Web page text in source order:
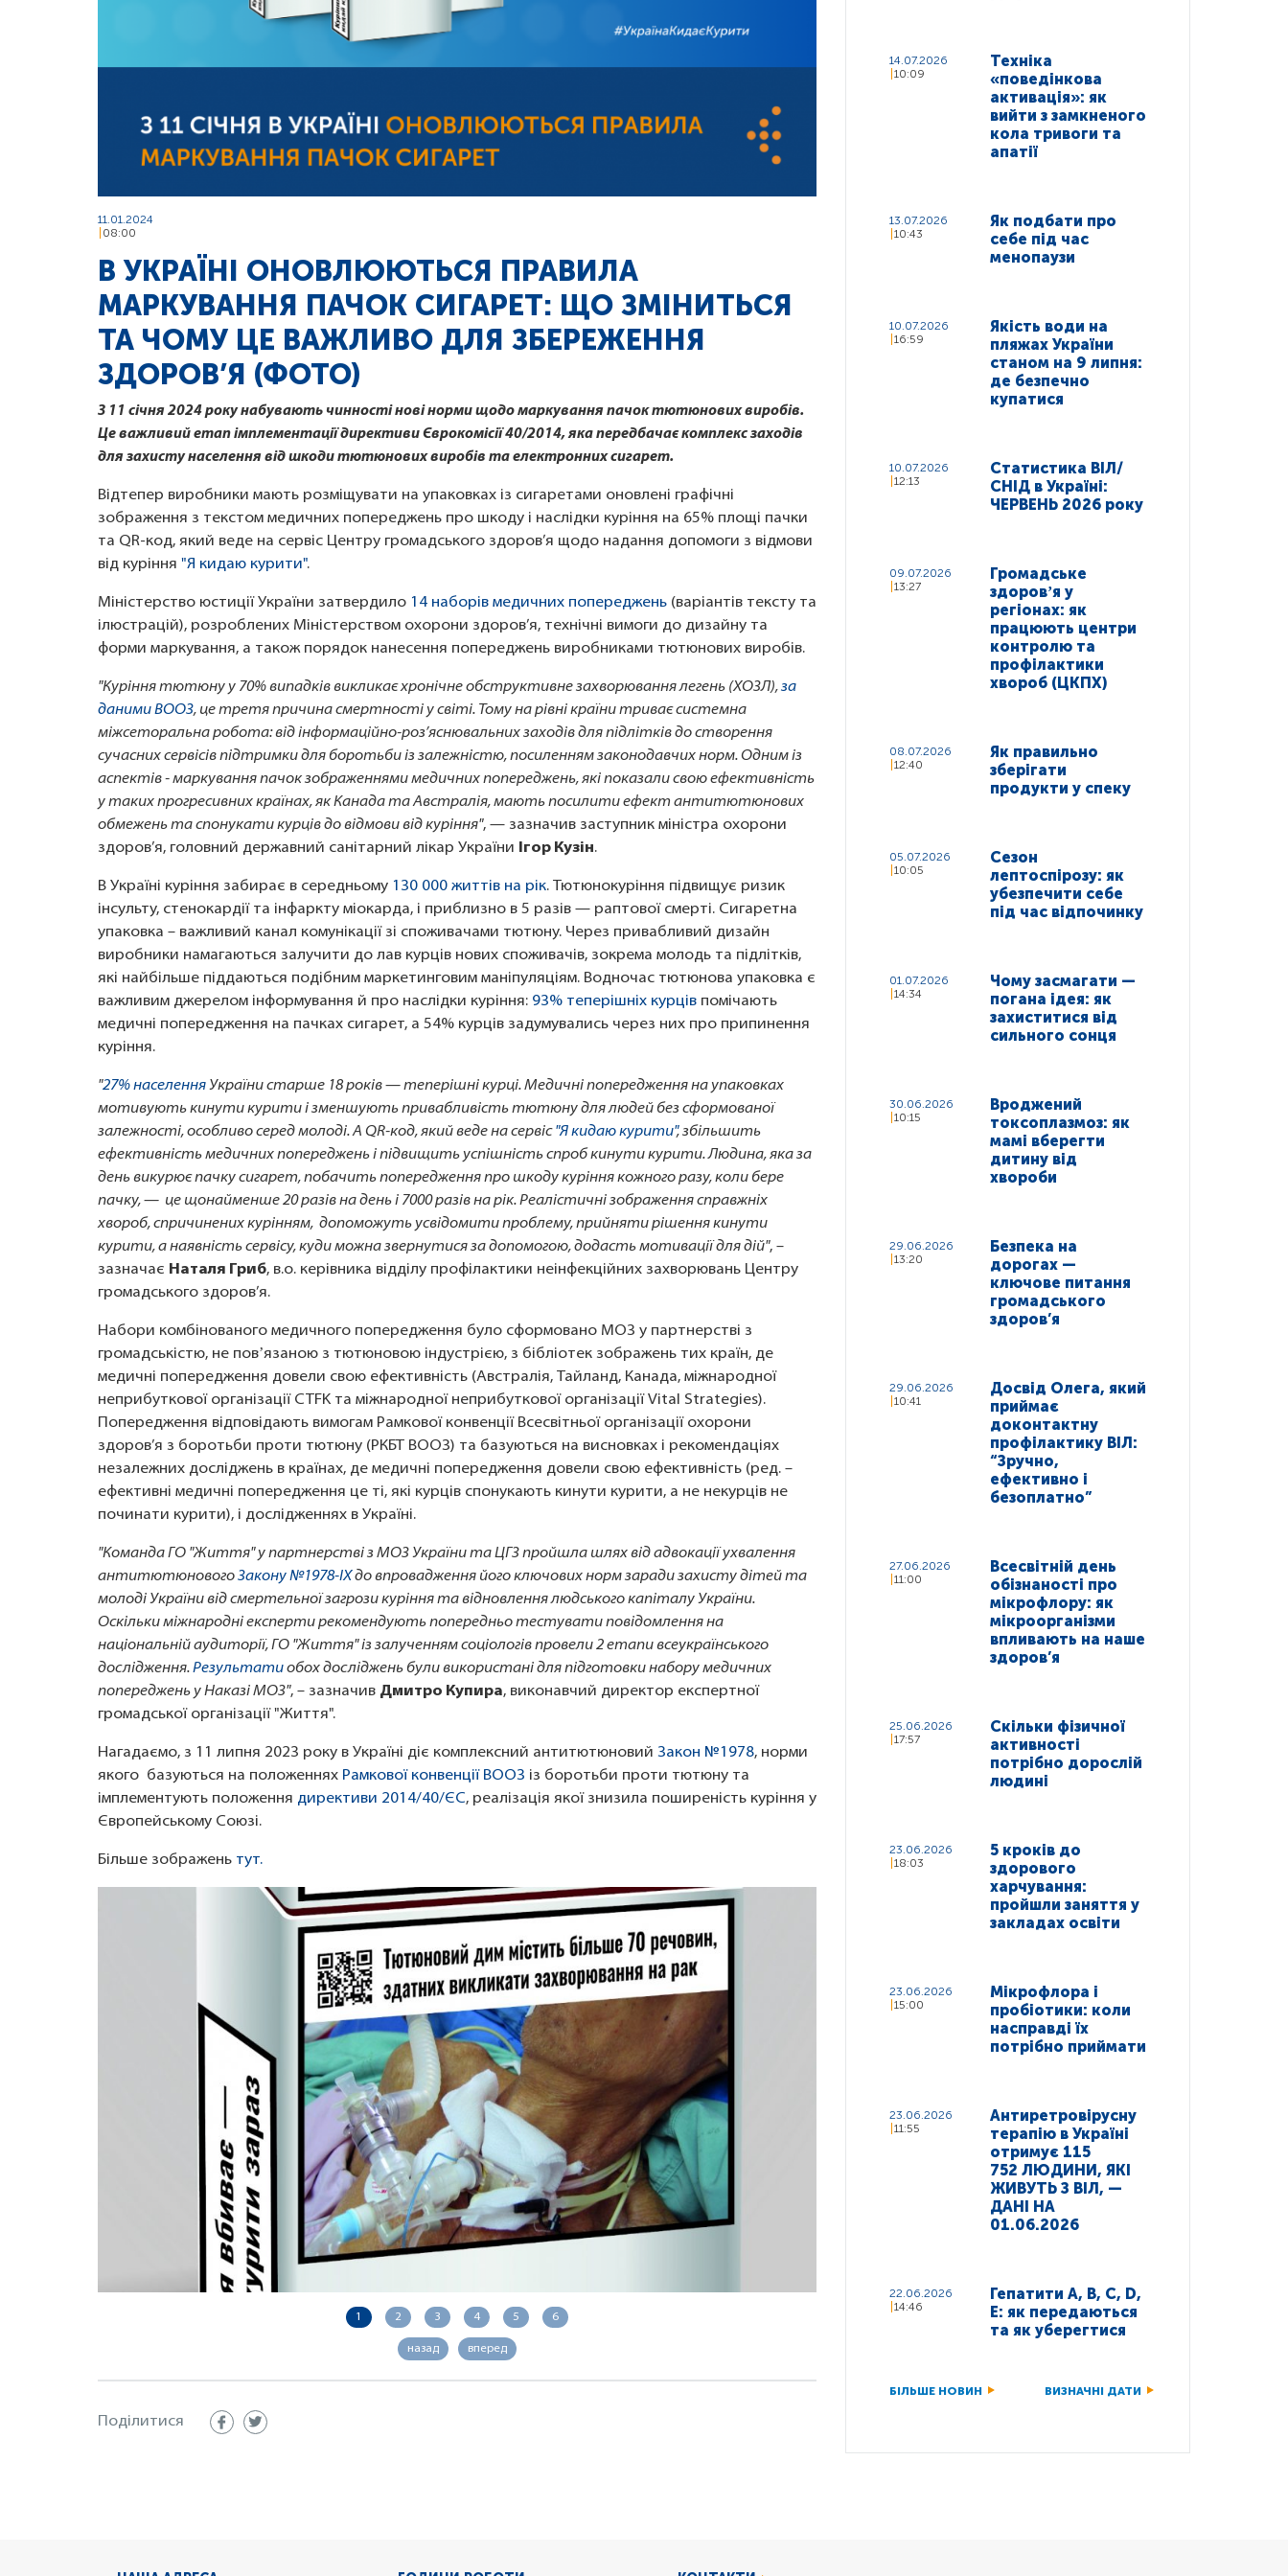
11.01.2024
08:00
В УКРАЇНІ ОНОВЛЮЮТЬСЯ ПРАВИЛА
МАРКУВАННЯ ПАЧОК СИГАРЕТ: ЩО ЗМІНИТЬСЯ
ТА ЧОМУ ЦЕ ВАЖЛИВО ДЛЯ ЗБЕРЕЖЕННЯ
ЗДОРОВ’Я (ФОТО)
З 11 січня 2024 року набувають чинності нові норми щодо маркування пачок тютюнових виробів.
Це важливий етап імплементації директиви Єврокомісії 40/2014, яка передбачає комплекс заходів
для захисту населення від шкоди тютюнових виробів та електронних сигарет.
Відтепер виробники мають розміщувати на упаковках із сигаретами оновлені графічні
зображення з текстом медичних попереджень про шкоду і наслідки куріння на 65% площі пачки
та QR-код, який веде на сервіс Центру громадського здоров’я щодо надання допомоги з відмови
від куріння "Я кидаю курити".
Міністерство юстиції України затвердило 14 наборів медичних попереджень (варіантів тексту та
ілюстрацій), розроблених Міністерством охорони здоров’я, технічні вимоги до дизайну та
форми маркування, а також порядок нанесення попереджень виробниками тютюнових виробів.
"Куріння тютюну у 70% випадків викликає хронічне обструктивне захворювання легень (ХОЗЛ),за
даними ВООЗ, це третя причина смертності у світі. Тому на рівні країни триває системна
міжсеторальна робота: від інформаційно-роз’яснювальних заходів для підлітків до створення
сучасних сервісів підтримки для боротьби із залежністю, посиленням законодавчих норм. Одним із
аспектів - маркування пачок зображеннями медичних попереджень, які показали свою ефективність
у таких прогресивних країнах, як Канада та Австралія, мають посилити ефект антитютюнових
обмежень та спонукати курців до відмови від куріння", — зазначив заступник міністра охорони
здоров’я, головний державний санітарний лікар України Ігор Кузін.
В Україні куріння забирає в середньому 130 000 життів на рік. Тютюнокуріння підвищує ризик
інсульту, стенокардії та інфаркту міокарда, і приблизно в 5 разів — раптової смерті. Сигаретна
упаковка – важливий канал комунікації зі споживачами тютюну. Через привабливий дизайн
виробники намагаються залучити до лав курців нових споживачів, зокрема молодь та підлітків,
які найбільше піддаються подібним маркетинговим маніпуляціям. Водночас тютюнова упаковка є
важливим джерелом інформування й про наслідки куріння: 93% теперішніх курців помічають
медичні попередження на пачках сигарет, а 54% курців задумувались через них про припинення
куріння.
"27% населенняУкраїни старше 18 років — теперішні курці. Медичні попередження на упаковках
мотивують кинути курити і зменшують привабливість тютюну для людей без сформованої
залежності, особливо серед молоді. А QR-код, який веде на сервіс"Я кидаю курити", збільшить
ефективність медичних попереджень і підвищить успішність спроб кинути курити. Людина, яка за
день викурює пачку сигарет, побачить попередження про шкоду куріння кожного разу, коли бере
пачку, — це щонайменше 20 разів на день і 7000 разів на рік. Реалістичні зображення справжніх
хвороб, спричинених курінням, допоможуть усвідомити проблему, прийняти рішення кинути
курити, а наявність сервісу, куди можна звернутися за допомогою, додасть мотивації для дій", –
зазначає Наталя Гриб, в.о. керівника відділу профілактики неінфекційних захворювань Центру
громадського здоров’я.
Набори комбінованого медичного попередження було сформовано МОЗ у партнерстві з
громадськістю, не повʼязаною з тютюновою індустрією, з бібліотек зображень тих країн, де
медичні попередження довели свою ефективність (Австралія, Тайланд, Канада, міжнародної
неприбуткової організації CTFK та міжнародної неприбуткової організації Vital Strategies).
Попередження відповідають вимогам Рамкової конвенції Всесвітньої організації охорони
здоров’я з боротьби проти тютюну (РКБТ ВООЗ) та базуються на висновках і рекомендаціях
незалежних досліджень в країнах, де медичні попередження довели свою ефективність (ред. –
ефективні медичні попередження це ті, які курців спонукають кинути курити, а не некурців не
починати курити), і дослідженнях в Україні.
"Команда ГО "Життя" у партнерстві з МОЗ України та ЦГЗ пройшла шлях від адвокації ухвалення
антитютюновогоЗакону №1978-ІХдо впровадження його ключових норм заради захисту дітей та
молоді України від смертельної загрози куріння та відновлення людського капіталу України.
Оскільки міжнародні експерти рекомендують попередньо тестувати повідомлення на
національній аудиторії, ГО "Життя" із залученням соціологів провели 2 етапи всеукраїнського
дослідження.Результатиобох досліджень були використані для підготовки набору медичних
попереджень у Наказі МОЗ", – зазначив Дмитро Купира, виконавчий директор експертної
громадської організації "Життя".
Нагадаємо, з 11 липня 2023 року в Україні діє комплексний антитютюновий Закон №1978, норми
якого базуються на положеннях Рамкової конвенції ВООЗ із боротьби проти тютюну та
імплементують положення директиви 2014/40/ЄС, реалізація якої знизила поширеність куріння у
Європейському Союзі.
Більше зображень тут.
1 2 3 4 5 6
назад вперед
Поділитися
14.07.2026
10:09
Техніка
«поведінкова
активація»: як
вийти з замкненого
кола тривоги та
апатії
13.07.2026
10:43
Як подбати про
себе під час
менопаузи
10.07.2026
16:59
Якість води на
пляжах України
станом на 9 липня:
де безпечно
купатися
10.07.2026
12:13
Статистика ВІЛ/
СНІД в Україні:
ЧЕРВЕНЬ 2026 року
09.07.2026
13:27
Громадське
здоровʼя у
регіонах: як
працюють центри
контролю та
профілактики
хвороб (ЦКПХ)
08.07.2026
12:40
Як правильно
зберігати
продукти у спеку
05.07.2026
10:05
Сезон
лептоспірозу: як
убезпечити себе
під час відпочинку
01.07.2026
14:34
Чому засмагати —
погана ідея: як
захиститися від
сильного сонця
30.06.2026
10:15
Вроджений
токсоплазмоз: як
мамі вберегти
дитину від
хвороби
29.06.2026
13:20
Безпека на
дорогах —
ключове питання
громадського
здоров’я
29.06.2026
10:41
Досвід Олега, який
приймає
доконтактну
профілактику ВІЛ:
“Зручно,
ефективно і
безоплатно”
27.06.2026
11:00
Всесвітній день
обізнаності про
мікрофлору: як
мікроорганізми
впливають на наше
здоров’я
25.06.2026
17:57
Скільки фізичної
активності
потрібно дорослій
людині
23.06.2026
18:03
5 кроків до
здорового
харчування:
пройшли заняття у
закладах освіти
23.06.2026
15:00
Мікрофлора і
пробіотики: коли
насправді їх
потрібно приймати
23.06.2026
11:55
Антиретровірусну
терапію в Україні
отримує 115
752 ЛЮДИНИ, ЯКІ
ЖИВУТЬ З ВІЛ, —
ДАНІ НА
01.06.2026
22.06.2026
14:46
Гепатити A, B, C, D,
E: як передаються
та як уберегтися
БІЛЬШЕ НОВИН ВИЗНАЧНІ ДАТИ